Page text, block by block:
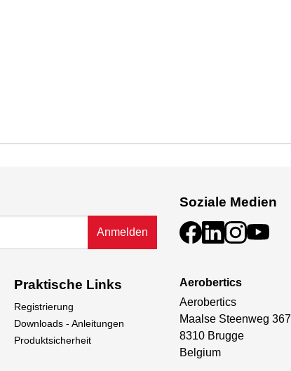
Anmelden
Soziale Medien
Praktische Links
Registrierung
Downloads - Anleitungen
Produktsicherheit
Aerobertics
Aerobertics
Maalse Steenweg 367
8310 Brugge
Belgium